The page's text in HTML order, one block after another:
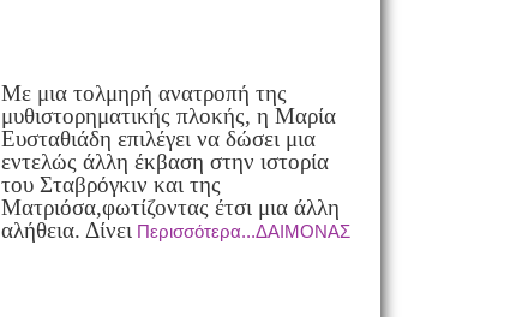
Με μια τολμηρή ανατροπή της
μυθιστορηματικής πλοκής, η Μαρία
Ευσταθιάδη επιλέγει να δώσει μια
εντελώς άλλη έκβαση στην ιστορία
του Σταβρόγκιν και της
Ματριόσα,φωτίζοντας έτσι μια άλλη
αλήθεια. Δίνει Περισσότερα...ΔΑΙΜΟΝΑΣ